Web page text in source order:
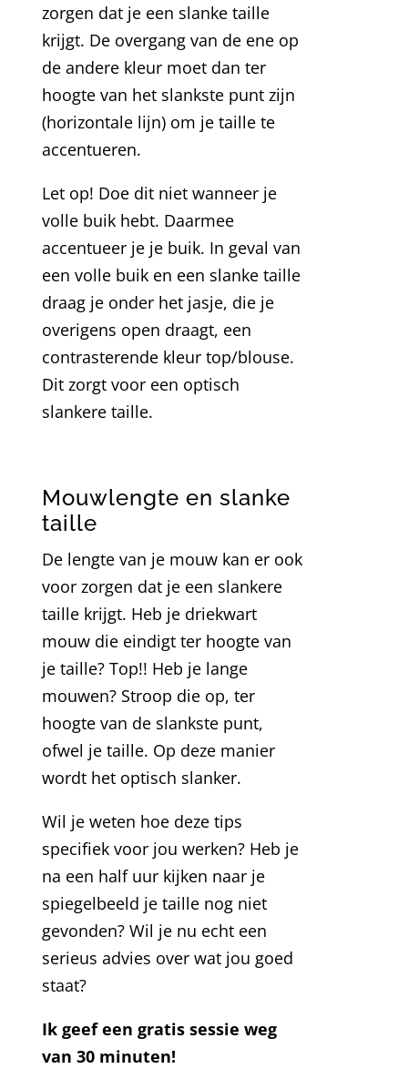
zorgen dat je een slanke taille
krijgt. De overgang van de ene op
de andere kleur moet dan ter
hoogte van het slankste punt zijn
(horizontale lijn) om je taille te
accentueren.
Let op! Doe dit niet wanneer je
volle buik hebt. Daarmee
accentueer je je buik. In geval van
een volle buik en een slanke taille
draag je onder het jasje, die je
overigens open draagt, een
contrasterende kleur top/blouse.
Dit zorgt voor een optisch
slankere taille.
Mouwlengte en slanke
taille
De lengte van je mouw kan er ook
voor zorgen dat je een slankere
taille krijgt. Heb je driekwart
mouw die eindigt ter hoogte van
je taille? Top!! Heb je lange
mouwen? Stroop die op, ter
hoogte van de slankste punt,
ofwel je taille. Op deze manier
wordt het optisch slanker.
Wil je weten hoe deze tips
specifiek voor jou werken? Heb je
na een half uur kijken naar je
spiegelbeeld je taille nog niet
gevonden? Wil je nu echt een
serieus advies over wat jou goed
staat?
Ik geef een gratis sessie weg
van 30 minuten!